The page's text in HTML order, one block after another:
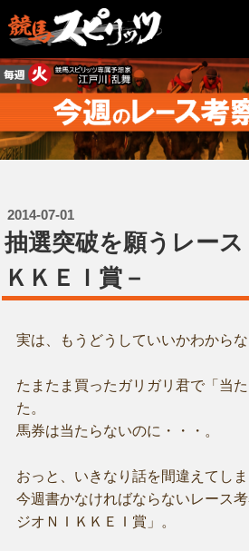
2014-07-01
抽選突破を願うレース
ＫＫＥＩ賞－
実は、もうどうしていいかわからな
たまたま買ったガリガリ君で「当
た。
馬券は当たらないのに・・・。
おっと、いきなり話を間違えてしま
今週書かなければならないレース
ジオＮＩＫＫＥＩ賞」。